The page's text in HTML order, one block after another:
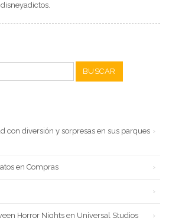
con diversión y sorpresas en sus parques
en Compras
Horror Nights en Universal Studios